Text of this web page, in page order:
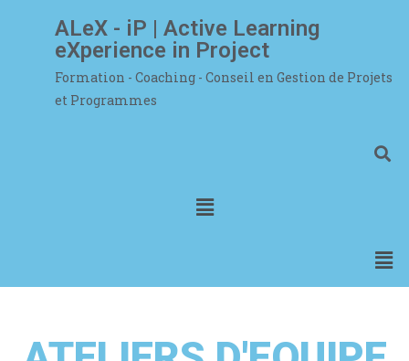
ALeX - iP | Active Learning
eXperience in Project
Formation - Coaching - Conseil en Gestion de Projets
et Programmes